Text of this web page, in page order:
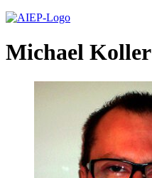
Michael Koller